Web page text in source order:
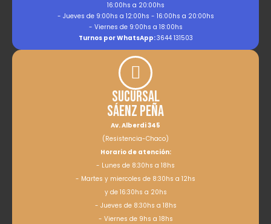
16:00hs a 20:00hs
- Jueves de 9:00hs a 12:00hs - 16:00hs a 20:00hs
- Viernes de 9:00hs a 18:00hs
Turnos por WhatsApp:3644 131503
Sucursal
Sáenz Peña
Av. Alberdi 345
(Resistencia-Chaco)
Horario de atención:
- Lunes de 8:30hs a 18hs
- Martes y miercoles de 8:30hs a 12hs
y de 16:30hs a 20hs
- Jueves de 8:30hs a 18hs
- Viernes de 9hs a 18hs